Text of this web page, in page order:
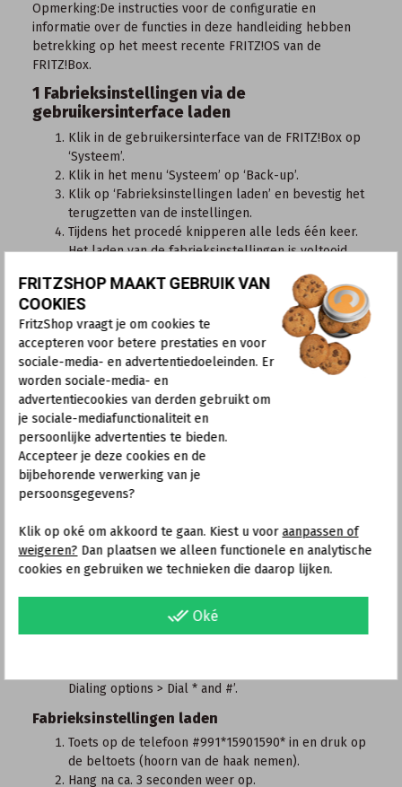
Opmerking:De instructies voor de configuratie en
informatie over de functies in deze handleiding hebben
betrekking op het meest recente FRITZ!OS van de
FRITZ!Box.
1 Fabrieksinstellingen via de
gebruikersinterface laden
Klik in de gebruikersinterface van de FRITZ!Box op
‘Systeem’.
Klik in het menu ‘Systeem’ op ‘Back-up’.
Klik op ‘Fabrieksinstellingen laden’ en bevestig het
terugzetten van de instellingen.
Tijdens het procedé knipperen alle leds één keer.
Het laden van de fabrieksinstellingen is voltooid,
2 Fabrieksinstellingen met een telefoon
laden
Met IP-telefoons, bijvoorbeeldFRITZ!App Fon
, kunnen aan
de FRITZ!Box geen toetssequenties worden gestuurd.
Daarom kun je geen IP-telefoons gebruiken om de
fabrieksinstellingen te laden.
Toetsenblok in de telefoon configureren
Toetssequenties zijn teken- en nummerreeksen waarmee
je de functies kunt in- en uitschakelen. Bij een telefoon
die is aangemeld bij het basisstation van de FRITZ!Box,
meteen gebruiken. Bij een draadloze telefoon dieniet is
aangemeld bij het basisstation van de FRITZ!Box, moet je
eerst de functie "toetsenblok" configureren:
Stel de telefoon zo in dat er toetssequenties
(teken- en nummerreeksen, zoals *121#) kunnen
worden verstuurd en speciale tekens zoals * en #
Dialing options > Dial * and #’.
Fabrieksinstellingen laden
Toets op de telefoon #991*15901590* in en druk op
de beltoets (hoorn van de haak nemen).
Hang na ca. 3 seconden weer op.
FRITZSHOP MAAKT GEBRUIK VAN
COOKIES
FritzShop vraagt je om cookies te
accepteren voor betere prestaties en voor
sociale-media- en advertentiedoeleinden. Er
worden sociale-media- en
advertentiecookies van derden gebruikt om
je sociale-mediafunctionaliteit en
persoonlijke advertenties te bieden.
Accepteer je deze cookies en de
bijbehorende verwerking van je
persoonsgegevens?
Klik op oké om akkoord te gaan. Kiest u vooraanpassen of
weigeren? Dan plaatsen we alleen functionele en analytische
cookies en gebruiken we technieken die daarop lijken.
done_all Oké